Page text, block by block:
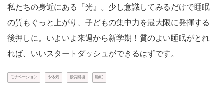
私たちの身近にある『光』。少し意識してみるだけで睡眠
の質もぐっと上がり、子どもの集中力を最大限に発揮する
後押しに。いよいよ来週から新学期！質のよい睡眠がとれ
れば、いいスタートダッシュができるはずです。
モチベーション やる気 疲労回復 睡眠